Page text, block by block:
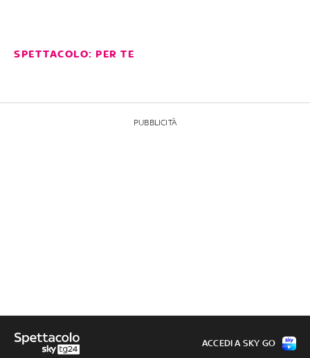
SPETTACOLO: PER TE
PUBBLICITÀ
ACCEDI A SKY GO